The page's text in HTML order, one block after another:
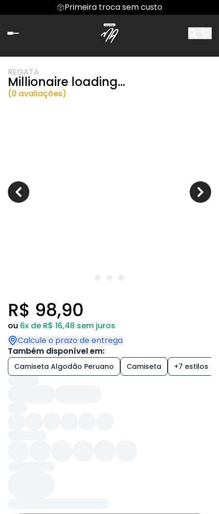
Primeira troca sem custo
REGATA
Millionaire loading...
(0 avaliações)
R$ 98,90
ou 6x de R$ 16,48 sem juros
Calcule o prazo de entrega
Também disponível em:
Camiseta Algodão Peruano Camiseta +7 estilos